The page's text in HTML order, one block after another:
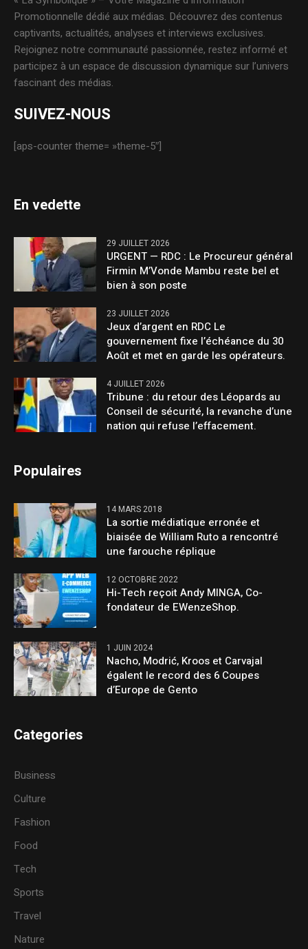
Promotionnelle dédié aux médias. Découvrez des contenus
captivants, actualités, analyses et interviews exclusives.
Rejoignez notre communauté passionnée, restez informé et
participez à un espace de discussion dynamique sur l’univers
fascinant des médias.
SUIVEZ-NOUS
[aps-counter theme= »theme-5″]
En vedette
29 JUILLET 2026
URGENT — RDC : Le Procureur général
Firmin M’Vonde Mambu reste bel et
bien à son poste
23 JUILLET 2026
Jeux d’argent en RDC Le
gouvernement fixe l’échéance du 30
Août et met en garde les opérateurs.
4 JUILLET 2026
Tribune : du retour des Léopards au
Conseil de sécurité, la revanche d’une
nation qui refuse l’effacement.
Populaires
14 MARS 2018
La sortie médiatique erronée et
biaisée de William Ruto a rencontré
une farouche réplique
12 OCTOBRE 2022
Hi-Tech reçoit Andy MINGA, Co-
fondateur de EWenzeShop.
1 JUIN 2024
Nacho, Modrić, Kroos et Carvajal
égalent le record des 6 Coupes
d’Europe de Gento
Categories
Business
Culture
Fashion
Food
Tech
Sports
Travel
Nature